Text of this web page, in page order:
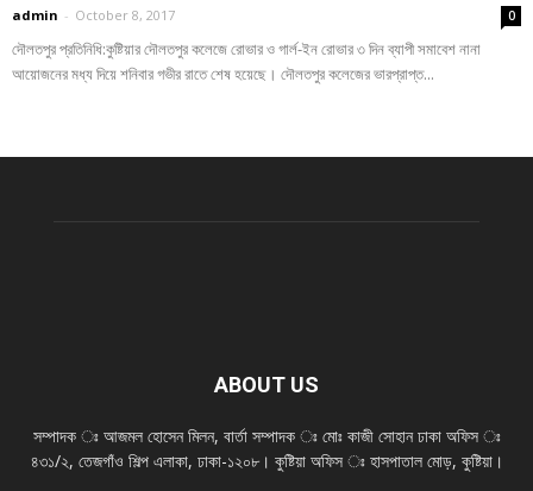
admin - October 8, 2017 0
দৌলতপুর প্রতিনিধি:কুষ্টিয়ার দৌলতপুর কলেজে রোভার ও গার্ল-ইন রোভার ৩ দিন ব্যাপী সমাবেশ নানা
আয়োজনের মধ্য দিয়ে শনিবার গভীর রাতে শেষ হয়েছে। দৌলতপুর কলেজের ভারপ্রাপ্ত...
ABOUT US
সম্পাদক ঃ আজমল হোসেন মিলন, বার্তা সম্পাদক ঃ মোঃ কাজী সোহান ঢাকা অফিস ঃ
৪৩১/২, তেজগাঁও শিল্প এলাকা, ঢাকা-১২০৮। কুষ্টিয়া অফিস ঃ হাসপাতাল মোড়, কুষ্টিয়া।